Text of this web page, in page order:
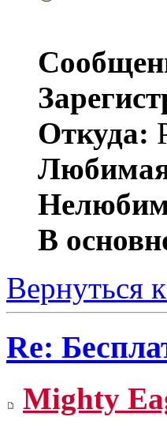
Откуда:
В
Вернуться
Re:
Mighty